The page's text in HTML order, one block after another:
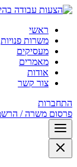
ראשי
משרות פנויות
מעסיקים
מאמרים
אודות
צור קשר
התחברות
פרסום משרה /